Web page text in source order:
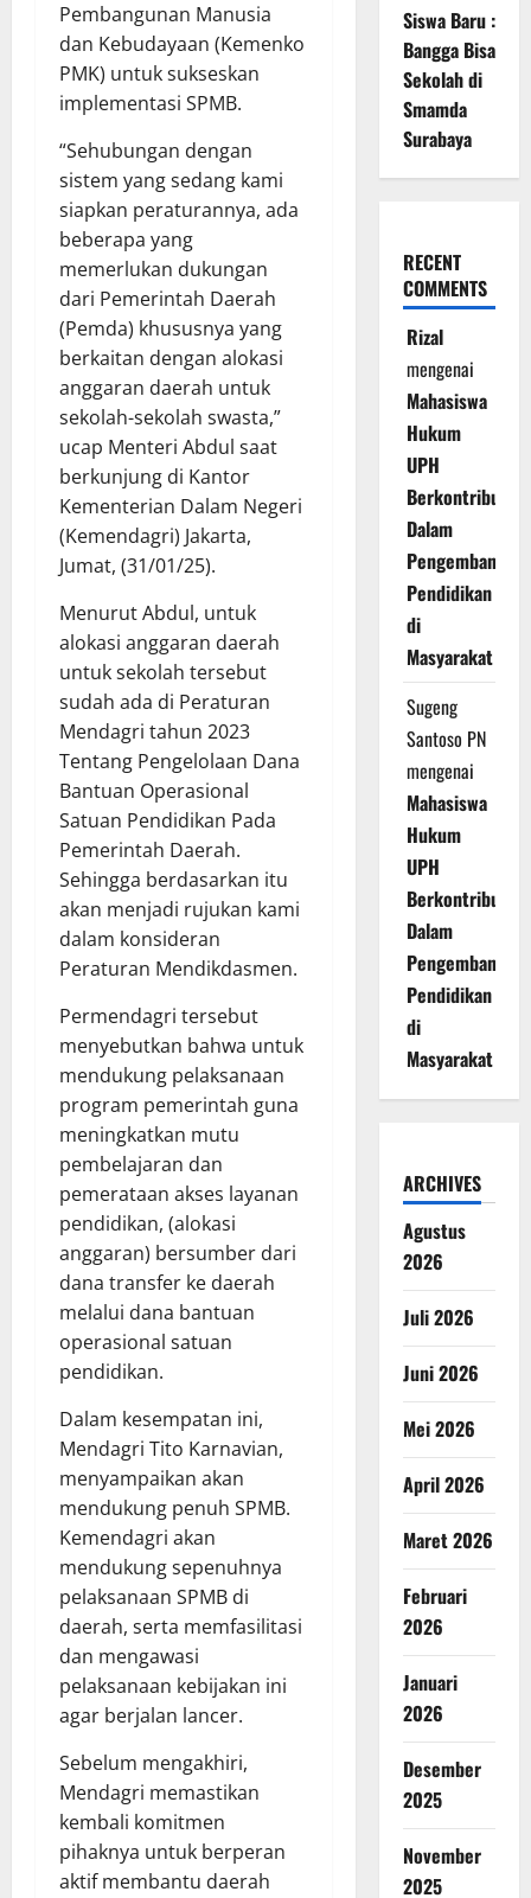
Pembangunan Manusia
dan Kebudayaan (Kemenko
PMK) untuk sukseskan
implementasi SPMB.
“Sehubungan dengan
sistem yang sedang kami
siapkan peraturannya, ada
beberapa yang
memerlukan dukungan
dari Pemerintah Daerah
(Pemda) khususnya yang
berkaitan dengan alokasi
anggaran daerah untuk
sekolah-sekolah swasta,”
ucap Menteri Abdul saat
berkunjung di Kantor
Kementerian Dalam Negeri
(Kemendagri) Jakarta,
Jumat, (31/01/25).
Menurut Abdul, untuk
alokasi anggaran daerah
untuk sekolah tersebut
sudah ada di Peraturan
Mendagri tahun 2023
Tentang Pengelolaan Dana
Bantuan Operasional
Satuan Pendidikan Pada
Pemerintah Daerah.
Sehingga berdasarkan itu
akan menjadi rujukan kami
dalam konsideran
Peraturan Mendikdasmen.
Permendagri tersebut
menyebutkan bahwa untuk
mendukung pelaksanaan
program pemerintah guna
meningkatkan mutu
pembelajaran dan
pemerataan akses layanan
pendidikan, (alokasi
anggaran) bersumber dari
dana transfer ke daerah
melalui dana bantuan
operasional satuan
pendidikan.
Dalam kesempatan ini,
Mendagri Tito Karnavian,
menyampaikan akan
mendukung penuh SPMB.
Kemendagri akan
mendukung sepenuhnya
pelaksanaan SPMB di
daerah, serta memfasilitasi
dan mengawasi
pelaksanaan kebijakan ini
agar berjalan lancer.
Sebelum mengakhiri,
Mendagri memastikan
kembali komitmen
pihaknya untuk berperan
aktif membantu daerah
Siswa Baru :
Bangga Bisa
Sekolah di
Smamda
Surabaya
RECENT
COMMENTS
Rizal
mengenai
Mahasiswa
Hukum
UPH
Berkontribusi
Dalam
Pengembangan
Pendidikan
di
Masyarakat
Sugeng
Santoso PN
mengenai
Mahasiswa
Hukum
UPH
Berkontribusi
Dalam
Pengembangan
Pendidikan
di
Masyarakat
ARCHIVES
Agustus
2026
Juli 2026
Juni 2026
Mei 2026
April 2026
Maret 2026
Februari
2026
Januari
2026
Desember
2025
November
2025